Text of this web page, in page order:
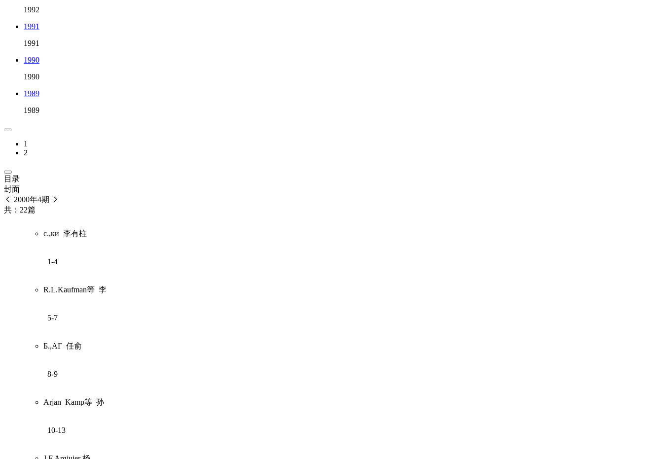
1992
1991
1991
1990
1990
1989
1989
1
2
目录
封面
2000年4期
共：22篇
с.,ки 李有柱
1-4
R.L.Kaufman等 李
5-7
Б.,АГ 任俞
8-9
Arjan Kamp等 孙
10-13